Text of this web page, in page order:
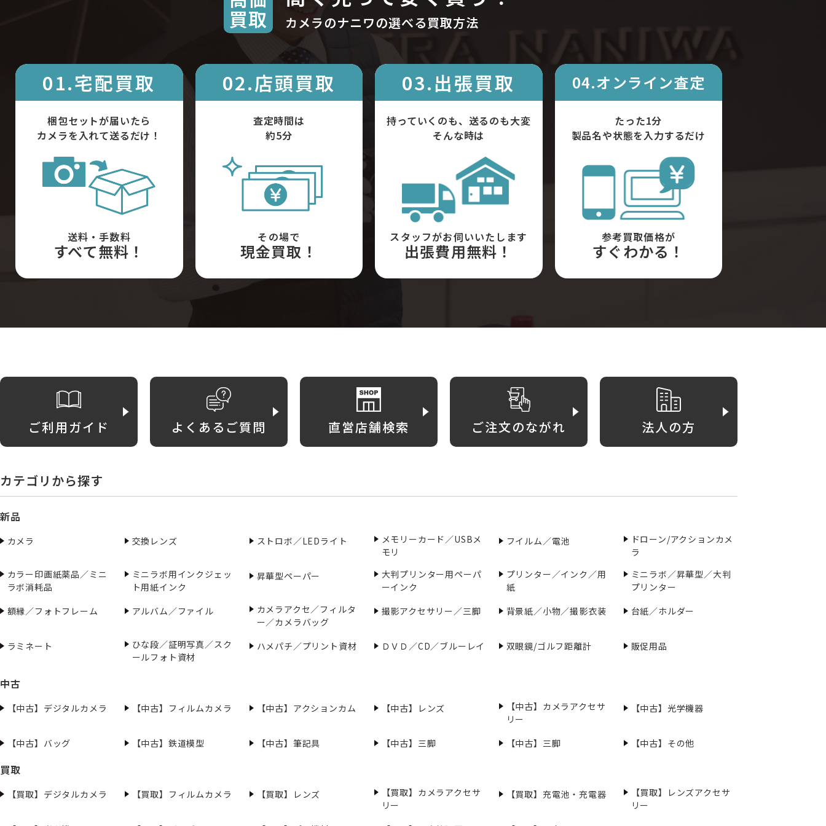
買取 カメラのナニワの選べる買取方法
01.宅配買取
梱包セットが届いたら
カメラを入れて送るだけ！
送料・手数料
すべて無料！
02.店頭買取
査定時間は
約5分
その場で
現金買取！
03.出張買取
持っていくのも、送るのも大変
そんな時は
スタッフがお伺いいたします
出張費用無料！
04.オンライン査定
たった1分
製品名や状態を入力するだけ
参考買取価格が
すぐわかる！
ご利用ガイド よくあるご質問 直営店舗検索 ご注文のながれ 法人の方
カテゴリから探す
新品
カメラ 交換レンズ ストロボ／LEDライト
メモリーカード／USBメ
モリ
フイルム／電池
ドローン/アクションカメ
ラ
カラー印画紙薬品／ミニ
ラボ消耗品
ミニラボ用インクジェッ
ト用紙インク
昇華型ペーパー
大判プリンター用ペーパ
ーインク
プリンター／インク／用
紙
ミニラボ／昇華型／大判
プリンター
額縁／フォトフレーム
アルバム／ファイル
カメラアクセ／フィルタ
ー／カメラバッグ
撮影アクセサリー／三脚 背景紙／小物／撮影衣装 台紙／ホルダー
ラミネート
ひな段／証明写真／スク
ールフォト資材
ハメパチ／プリント資材 ＤＶＤ／CD／ブルーレイ 双眼鏡/ゴルフ距離計 販促用品
中古
【中古】デジタルカメラ 【中古】フィルムカメラ 【中古】アクションカム 【中古】レンズ
【中古】カメラアクセサ
リー
【中古】光学機器
【中古】バッグ 【中古】鉄道模型 【中古】筆記具 【中古】三脚 【中古】三脚 【中古】その他
買取
【買取】デジタルカメラ 【買取】フィルムカメラ 【買取】レンズ
【買取】カメラアクセサ
リー
【買取】充電池・充電器
【買取】レンズアクセサ
リー